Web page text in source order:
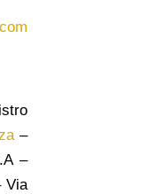
–
–
Via